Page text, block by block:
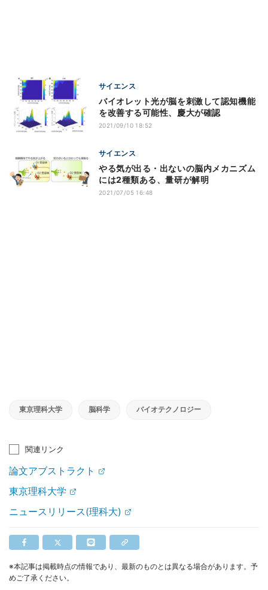
サイエンス
バイオレット光が脳を刺激して認知機能
を改善する可能性、慶大が確認
2021/09/10 18:52
サイエンス
やる気が出る・出ないの脳内メカニズム
には2種類ある、量研が解明
2021/07/05 16:48
東京理科大学 脳科学 バイオテクノロジー
関連リンク
論文アブストラクト
東京理科大学
ニュースリリース(理科大)
※本記事は掲載時点の情報であり、最新のものとは異なる場合があります。予
めご了承ください。